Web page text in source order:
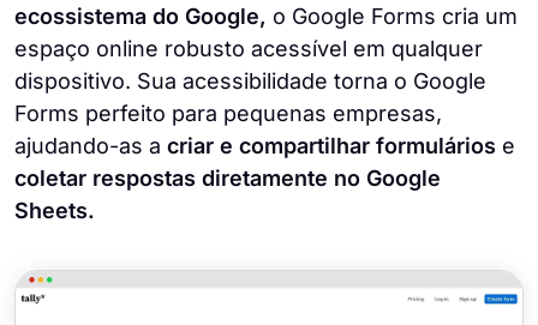
ecossistema do Google, o Google Forms cria um
espaço online robusto acessível em qualquer
dispositivo. Sua acessibilidade torna o Google
Forms perfeito para pequenas empresas,
ajudando-as a criar e compartilhar formulários e
coletar respostas diretamente no Google
Sheets.